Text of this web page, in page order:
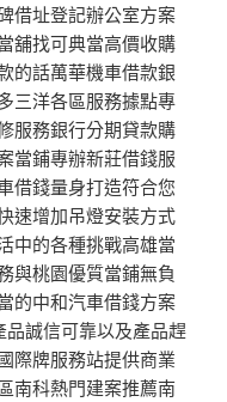
借址登記辦公室方案
舖找可典當高價收購
的話萬華機車借款銀
三洋各區服務據點專
服務銀行分期貸款購
當鋪專辦新莊借錢服
借錢量身打造符合您
速增加吊燈安裝方式
中的各種挑戰高雄當
與桃園優質當鋪無負
的中和汽車借錢方案
誠信可靠以及產品趕
際牌服務站提供商業
南科熱門建案推薦南